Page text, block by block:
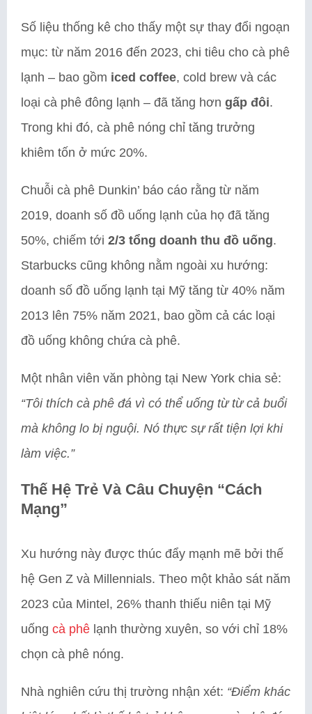
Số liệu thống kê cho thấy một sự thay đổi ngoạn
mục: từ năm 2016 đến 2023, chi tiêu cho cà phê
lạnh – bao gồm iced coffee, cold brew và các
loại cà phê đông lạnh – đã tăng hơn gấp đôi.
Trong khi đó, cà phê nóng chỉ tăng trưởng
khiêm tốn ở mức 20%.
Chuỗi cà phê Dunkin’ báo cáo rằng từ năm
2019, doanh số đồ uống lạnh của họ đã tăng
50%, chiếm tới 2/3 tổng doanh thu đồ uống.
Starbucks cũng không nằm ngoài xu hướng:
doanh số đồ uống lạnh tại Mỹ tăng từ 40% năm
2013 lên 75% năm 2021, bao gồm cả các loại
đồ uống không chứa cà phê.
Một nhân viên văn phòng tại New York chia sẻ:
“Tôi thích cà phê đá vì có thể uống từ từ cả buổi
mà không lo bị nguội. Nó thực sự rất tiện lợi khi
làm việc.”
Thế Hệ Trẻ Và Câu Chuyện “Cách
Mạng”
Xu hướng này được thúc đẩy mạnh mẽ bởi thế
hệ Gen Z và Millennials. Theo một khảo sát năm
2023 của Mintel, 26% thanh thiếu niên tại Mỹ
uống cà phê lạnh thường xuyên, so với chỉ 18%
chọn cà phê nóng.
Nhà nghiên cứu thị trường nhận xét: “Điểm khác